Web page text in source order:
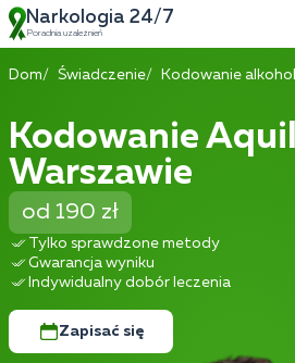
Narkologia 24/7
Poradnia uzależnień
Dom Świadczenie Kodowanie
Kodowanie
Warszawie
od 190 zł
Tylko sprawdzone metody
Gwarancja wyniku
Indywidualny dobór leczenia
Zapisać się